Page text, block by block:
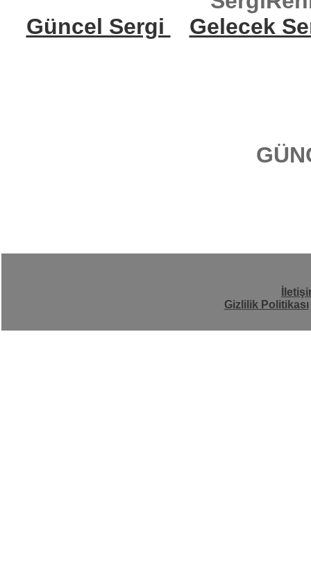
Güncel Sergi
Gelecek
Gizlilik Politikası